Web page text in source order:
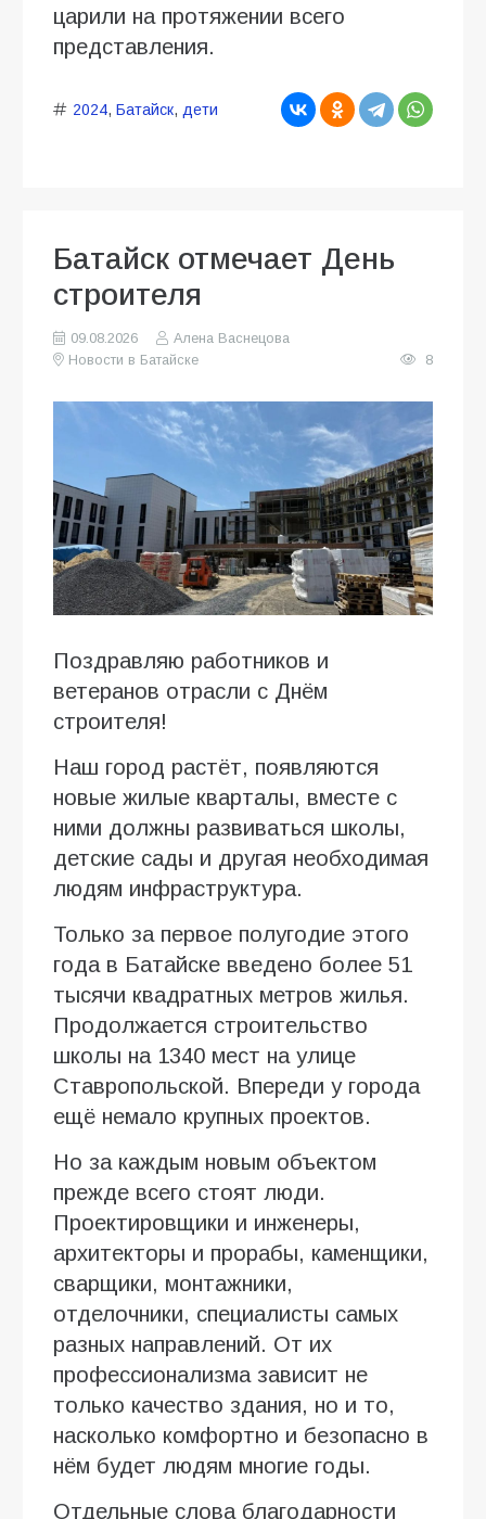
царили на протяжении всего
представления.
2024, Батайск, дети
Батайск отмечает День
строителя
09.08.2026
Алена Васнецова
Новости в Батайске
8
Поздравляю работников и
ветеранов отрасли с Днём
строителя!
Наш город растёт, появляются
новые жилые кварталы, вместе с
ними должны развиваться школы,
детские сады и другая необходимая
людям инфраструктура.
Только за первое полугодие этого
года в Батайске введено более 51
тысячи квадратных метров жилья.
Продолжается строительство
школы на 1340 мест на улице
Ставропольской. Впереди у города
ещё немало крупных проектов.
Но за каждым новым объектом
прежде всего стоят люди.
Проектировщики и инженеры,
архитекторы и прорабы, каменщики,
сварщики, монтажники,
отделочники, специалисты самых
разных направлений. От их
профессионализма зависит не
только качество здания, но и то,
насколько комфортно и безопасно в
нём будет людям многие годы.
Отдельные слова благодарности